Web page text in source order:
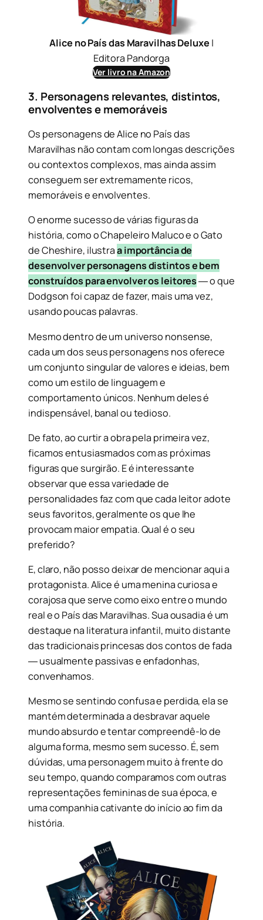
Alice no País das Maravilhas Deluxe |
Editora Pandorga
Ver livro na Amazon
3. Personagens relevantes, distintos,
envolventes e memoráveis
Os personagens de Alice no País das
Maravilhas não contam com longas descrições
ou contextos complexos, mas ainda assim
conseguem ser extremamente ricos,
memoráveis e envolventes.
O enorme sucesso de várias figuras da
história, como o Chapeleiro Maluco e o Gato
de Cheshire, ilustraa importância de
desenvolver personagens distintos e bem
construídos para envolver os leitores― o que
Dodgson foi capaz de fazer, mais uma vez,
usando poucas palavras.
Mesmo dentro de um universo nonsense,
cada um dos seus personagens nos oferece
um conjunto singular de valores e ideias, bem
como um estilo de linguagem e
comportamento únicos. Nenhum deles é
indispensável, banal ou tedioso.
De fato, ao curtir a obra pela primeira vez,
ficamos entusiasmados com as próximas
figuras que surgirão. E é interessante
observar que essa variedade de
personalidades faz com que cada leitor adote
seus favoritos, geralmente os que lhe
provocam maior empatia. Qual é o seu
preferido?
E, claro, não posso deixar de mencionar aqui a
protagonista. Alice é uma menina curiosa e
corajosa que serve como eixo entre o mundo
real e o País das Maravilhas. Sua ousadia é um
destaque na literatura infantil, muito distante
das tradicionais princesas dos contos de fada
― usualmente passivas e enfadonhas,
convenhamos.
Mesmo se sentindo confusa e perdida, ela se
mantém determinada a desbravar aquele
mundo absurdo e tentar compreendê-lo de
alguma forma, mesmo sem sucesso. É, sem
dúvidas, uma personagem muito à frente do
seu tempo, quando comparamos com outras
representações femininas de sua época, e
uma companhia cativante do início ao fim da
história.